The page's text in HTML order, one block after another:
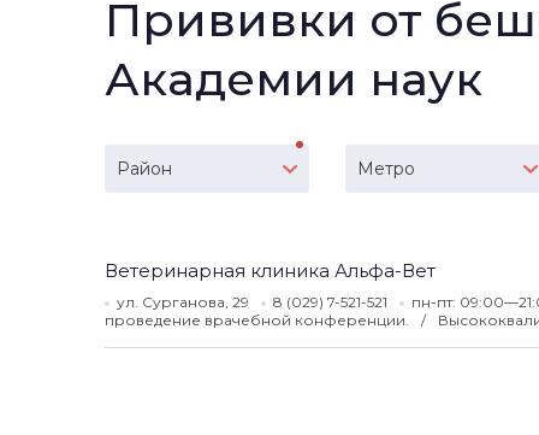
Прививки от
Академии наук
Район Метро
Ветеринарная клиника Альфа-Вет
ул. Сурганова, 29 8 (029) 7-521-521
пн-пт:
проведение врачебной конференции.